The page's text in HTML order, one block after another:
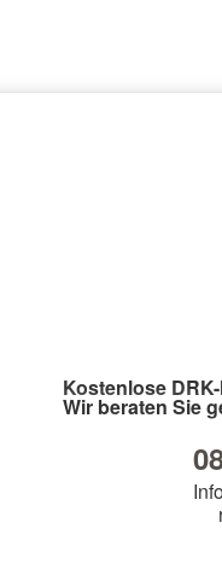
Kostenlose
Wir beraten Sie